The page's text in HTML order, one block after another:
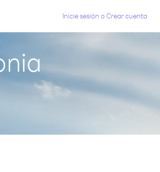
Inicie sesión oCrear cuenta